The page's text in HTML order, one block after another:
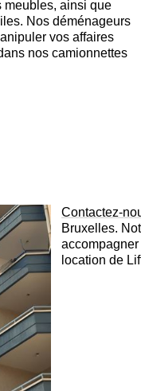
meubles, ainsi que
Nos déménageurs
vos affaires
nos camionnettes
Contactez-
Bruxelles.
location de